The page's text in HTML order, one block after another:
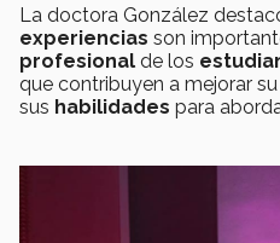
La doctora González
experiencias son
profesional de los
que contribuyen a mejorar su
sus habilidades para